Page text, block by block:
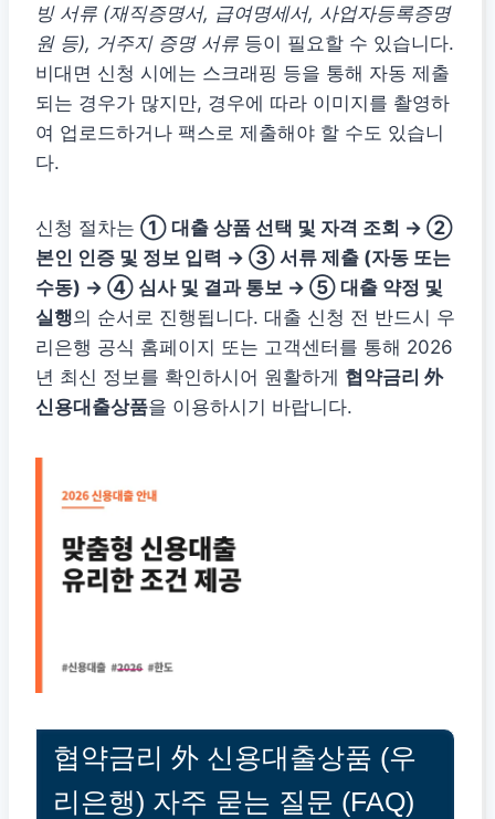
빙 서류 (재직증명서, 급여명세서, 사업자등록증명
원 등), 거주지 증명 서류 등이 필요할 수 있습니다.
비대면 신청 시에는 스크래핑 등을 통해 자동 제출
되는 경우가 많지만, 경우에 따라 이미지를 촬영하
여 업로드하거나 팩스로 제출해야 할 수도 있습니
다.
신청 절차는 ① 대출 상품 선택 및 자격 조회 → ②
본인 인증 및 정보 입력 → ③ 서류 제출 (자동 또는
수동) → ④ 심사 및 결과 통보 → ⑤ 대출 약정 및
실행의 순서로 진행됩니다. 대출 신청 전 반드시 우
리은행 공식 홈페이지 또는 고객센터를 통해 2026
년 최신 정보를 확인하시어 원활하게 협약금리 外
신용대출상품을 이용하시기 바랍니다.
협약금리 外 신용대출상품 (우
리은행) 자주 묻는 질문 (FAQ)